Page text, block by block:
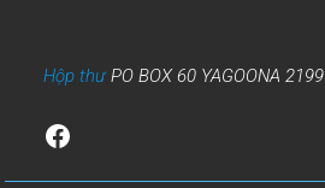
Hộp thưPO BOX 60 YAGOONA 2199
Facebook